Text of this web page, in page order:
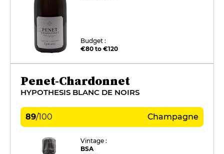
Budget :
€80 to €120
Penet-Chardonnet
HYPOTHESIS BLANC DE NOIRS
89/100 Champagne
Vintage :
BSA